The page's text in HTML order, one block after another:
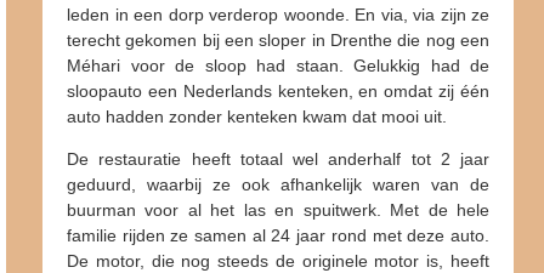
leden in een dorp verderop woonde. En via, via zijn ze
terecht gekomen bij een sloper in Drenthe die nog een
Méhari voor de sloop had staan. Gelukkig had de
sloopauto een Nederlands kenteken, en omdat zij één
auto hadden zonder kenteken kwam dat mooi uit.
De restauratie heeft totaal wel anderhalf tot 2 jaar
geduurd, waarbij ze ook afhankelijk waren van de
buurman voor al het las en spuitwerk. Met de hele
familie rijden ze samen al 24 jaar rond met deze auto.
De motor, die nog steeds de originele motor is, heeft